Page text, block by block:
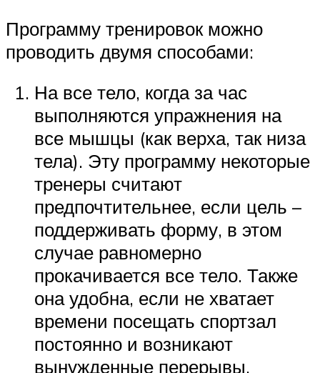
Программу тренировок можно
проводить двумя способами:
На все тело, когда за час
выполняются упражнения на
все мышцы (как верха, так низа
тела). Эту программу некоторые
тренеры считают
предпочтительнее, если цель –
поддерживать форму, в этом
случае равномерно
прокачивается все тело. Также
она удобна, если не хватает
времени посещать спортзал
постоянно и возникают
вынужденные перерывы.